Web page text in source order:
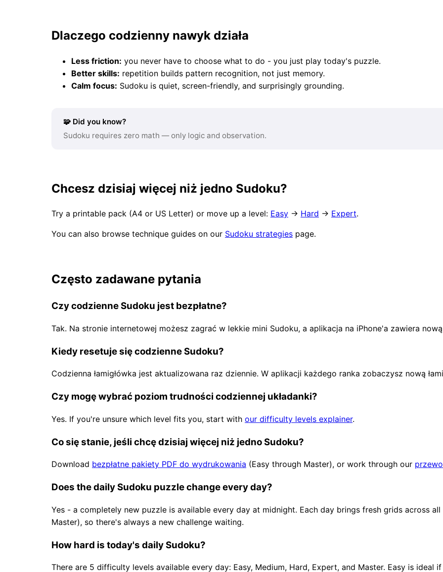
Dlaczego codzienny nawyk działa
Less friction: you never have to choose what to do - you just play today's puzzle.
Better skills: repetition builds pattern recognition, not just memory.
Calm focus: Sudoku is quiet, screen-friendly, and surprisingly grounding.
🧩 Did you know?
Sudoku requires zero math — only logic and observation.
Chcesz dzisiaj więcej niż jedno Sudoku?
Try a printable pack (A4 or US Letter) or move up a level: Easy → Hard → Expert.
You can also browse technique guides on our Sudoku strategies page.
Często zadawane pytania
Czy codzienne Sudoku jest bezpłatne?
Tak. Na stronie internetowej możesz zagrać w lekkie mini Sudoku, a aplikacja na iPhone'a zawiera
Kiedy resetuje się codzienne Sudoku?
Codzienna łamigłówka jest aktualizowana raz dziennie. W aplikacji każdego ranka zobaczysz nową
Czy mogę wybrać poziom trudności codziennej układanki?
Yes. If you're unsure which level fits you, start with our difficulty levels explainer.
Co się stanie, jeśli chcę dzisiaj więcej niż jedno Sudoku?
Download bezpłatne pakiety PDF do wydrukowania (Easy through Master), or work through our
Does the daily Sudoku puzzle change every day?
Yes - a completely new puzzle is available every day at midnight. Each day brings fresh grids across
Master), so there's always a new challenge waiting.
How hard is today's daily Sudoku?
There are 5 difficulty levels available every day: Easy, Medium, Hard, Expert, and Master. Easy is ideal